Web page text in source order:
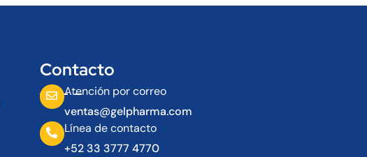
Contacto
Atención por correo
ventas@gelpharma.com
Línea de contacto
+52 33 3777 4770